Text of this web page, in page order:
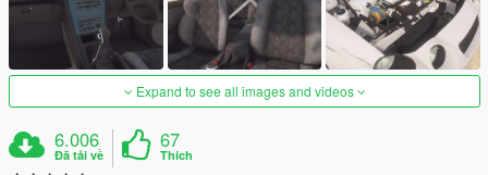
Expand to see all images and videos
6.006
Đã tải về
67
Thích